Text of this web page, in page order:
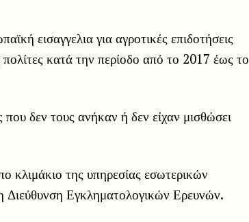
εισαγγελια για αγροτικές επιδοτήσεις
κατά την περίοδο από το 2017 έως το
δεν τους ανήκαν ή δεν είχαν μισθώσει
της υπηρεσίας εσωτερικών
Διεύθυνση Εγκληματολογικών Ερευνών.